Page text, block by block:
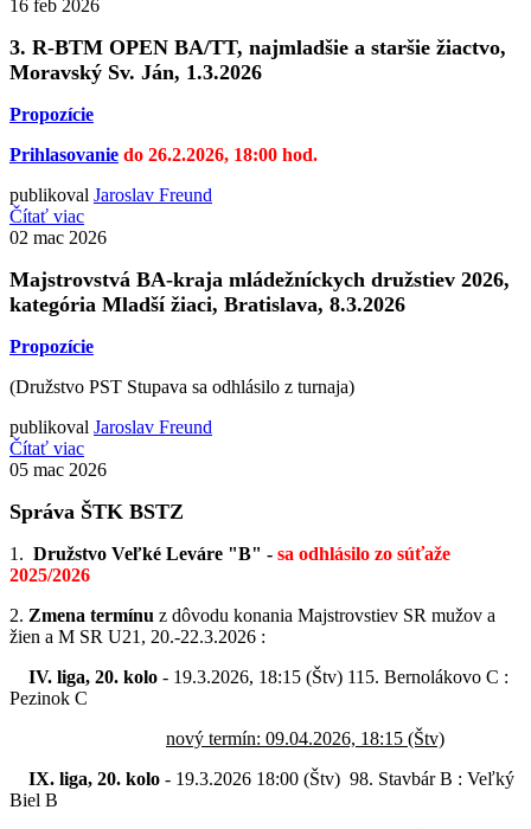
16 feb 2026
3. R-BTM OPEN BA/TT, najmladšie a staršie žiactvo,
Moravský Sv. Ján, 1.3.2026
Propozície
Prihlasovanie do 26.2.2026, 18:00 hod.
publikoval Jaroslav Freund
Čítať viac
02 mac 2026
Majstrovstvá BA-kraja mládežníckych družstiev 2026,
kategória Mladší žiaci, Bratislava, 8.3.2026
Propozície
(Družstvo PST Stupava sa odhlásilo z turnaja)
publikoval Jaroslav Freund
Čítať viac
05 mac 2026
Správa ŠTK BSTZ
1. Družstvo Veľké Leváre "B" - sa odhlásilo zo súťaže
2025/2026
2. Zmena termínu z dôvodu konania Majstrovstiev SR mužov a
žien a M SR U21, 20.-22.3.2026 :
IV. liga, 20. kolo - 19.3.2026, 18:15 (Štv) 115. Bernolákovo C :
Pezinok C
nový termín: 09.04.2026, 18:15 (Štv)
IX. liga, 20. kolo - 19.3.2026 18:00 (Štv) 98. Stavbár B : Veľký
Biel B